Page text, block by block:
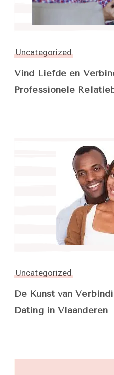
Uncategorized
Vind Liefde en
Professionele
Uncategorized
De Kunst van
Dating in Vlaanderen